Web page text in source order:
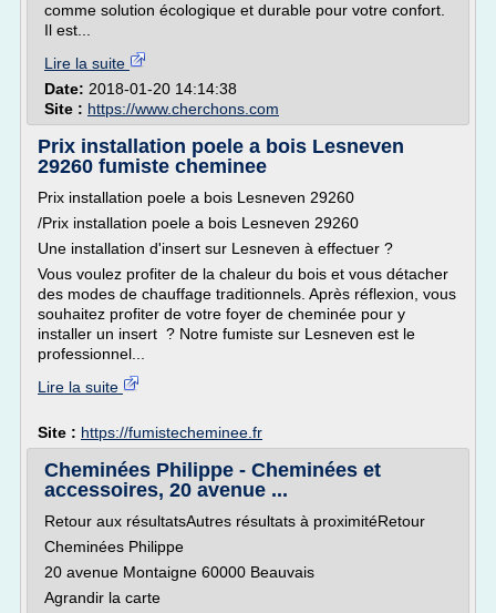
comme solution écologique et durable pour votre confort.
Il est...
Lire la suite
Date: 2018-01-20 14:14:38
Site : https://www.cherchons.com
Prix installation poele a bois Lesneven
29260 fumiste cheminee
Prix installation poele a bois Lesneven 29260
/Prix installation poele a bois Lesneven 29260
Une installation d'insert sur Lesneven à effectuer ?
Vous voulez profiter de la chaleur du bois et vous détacher
des modes de chauffage traditionnels. Après réflexion, vous
souhaitez profiter de votre foyer de cheminée pour y
installer un insert ? Notre fumiste sur Lesneven est le
professionnel...
Lire la suite
Site : https://fumistecheminee.fr
Cheminées Philippe - Cheminées et
accessoires, 20 avenue ...
Retour aux résultatsAutres résultats à proximitéRetour
Cheminées Philippe
20 avenue Montaigne 60000 Beauvais
Agrandir la carte